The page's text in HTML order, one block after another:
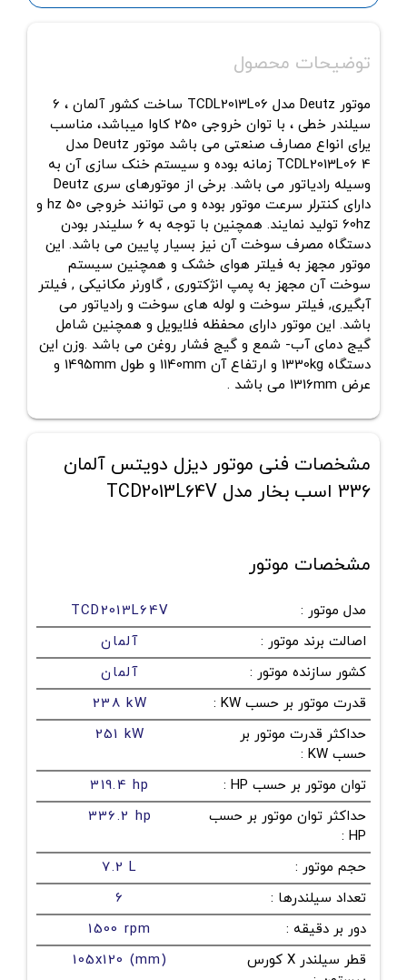
توضیحات محصول
موتور Deutz مدل TCDL2013L06 ساخت کشور آلمان ، 6
سیلندر خطی ، با توان خروجی 250 کاوا میباشد، مناسب
یرای انواع مصارف صنعتی می باشد موتور Deutz مدل
TCDL2013L06 4 زمانه بوده و سیستم خنک سازی آن به
وسیله رادیاتور می باشد. برخی از موتورهای سری Deutz
دارای کنترلر سرعت موتور بوده و می توانند خروجی 50 hz و
60hz تولید نمایند. همچنین با توجه به 6 سلیندر بودن
دستگاه مصرف سوخت آن نیز بسیار پایین می باشد. این
موتور مجهز به فیلتر هوای خشک و همچنین سیستم
سوخت آن مجهز به پمپ انژکتوری , گاورنر مکانیکی , فیلتر
آبگیری, فیلتر سوخت و لوله های سوخت و رادیاتور می
باشد. این موتور دارای محفظه فلایویل و همچنین شامل
گیج دمای آب- شمع و گیج فشار روغن می باشد .وزن این
دستگاه 1330kg و ارتفاع آن 1140mm و طول 1495mm و
عرض 1316mm می باشد .
مشخصات فنی موتور دیزل دویتس آلمان
336 اسب بخار مدل TCD2013L64V
مشخصات موتور
مدل موتور :
TCD2013L64V
اصالت برند موتور :
آلمان
کشور سازنده موتور :
آلمان
قدرت موتور بر حسب KW
:
238 kW
حداکثر قدرت موتور بر
حسب KW
:
251 kW
توان موتور بر حسب HP :
319.4 hp
حداکثر توان موتور بر حسب
HP
:
336.2 hp
حجم موتور :
7.2 L
تعداد سیلندرها :
6
دور بر دقیقه :
1500 rpm
قطر سیلندر X کورس
105x120 (mm)